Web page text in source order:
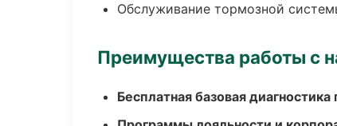
Обслуживание тормозной
Преимущества работы с
Бесплатная базовая